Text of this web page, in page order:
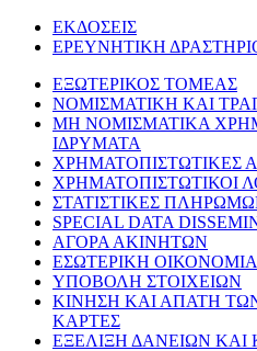
ΕΚΔΟΣΕΙΣ
ΕΡΕΥΝΗΤΙΚΗ
ΕΞΩΤΕΡΙΚΟΣ ΤΟΜΕΑΣ
ΝΟΜΙΣΜΑΤΙΚΗ ΚΑΙ
ΜΗ ΝΟΜΙΣΜΑΤΙΚΑ
ΙΔΡΥΜΑΤΑ
ΧΡΗΜΑΤΟΠΙΣΤΩΤΙΚΕΣ
ΧΡΗΜΑΤΟΠΙΣΤΩΤΙΚΟΙ
ΣΤΑΤΙΣΤΙΚΕΣ
SPECIAL DATA
ΑΓΟΡΑ ΑΚΙΝΗΤΩΝ
ΕΣΩΤΕΡΙΚΗ ΟΙΚΟΝΟΜΙΑ
ΥΠΟΒΟΛΗ ΣΤΟΙΧΕΙΩΝ
ΚΙΝΗΣΗ ΚΑΙ ΑΠΑΤΗ
ΚΑΡΤΕΣ
ΕΞΕΛΙΞΗ ΔΑΝΕΙΩΝ